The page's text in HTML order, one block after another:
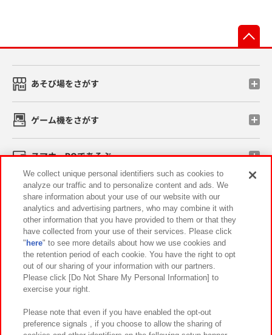
あそび場をさがす
ゲーム機をさがす
スマホ・PCであそぶ
イベント・キャンペーン
関連会社 サステナビリティ サイトポリシー
プライバシーポリシー ウェブアクセシビリティ方針と検証結果
お取引先さまとともに
カスタマーハラスメント対応方針 よくあるご質問・お問い合わせ
We collect unique personal identifiers such as cookies to
analyze our traffic and to personalize content and ads. We
share information about your use of our website with our
analytics and advertising partners, who may combine it with
other information that you have provided to them or that they
have collected from your use of their services. Please click
" here" to see more details about how we use cookies and
the retention period of each cookie. You have the right to opt
out of our sharing of your information with our partners.
Please click [Do Not Share My Personal Information] to
exercise your right.
Please note that even if you have enabled the opt-out
preference signals , if you choose to allow the sharing of